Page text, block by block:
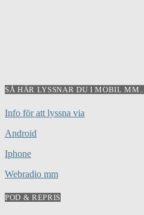
SÅ HÄR LYSSNAR DU I MOBIL MM..
Info för att lyssna via
Android
Iphone
Webradio mm
POD & REPRIS